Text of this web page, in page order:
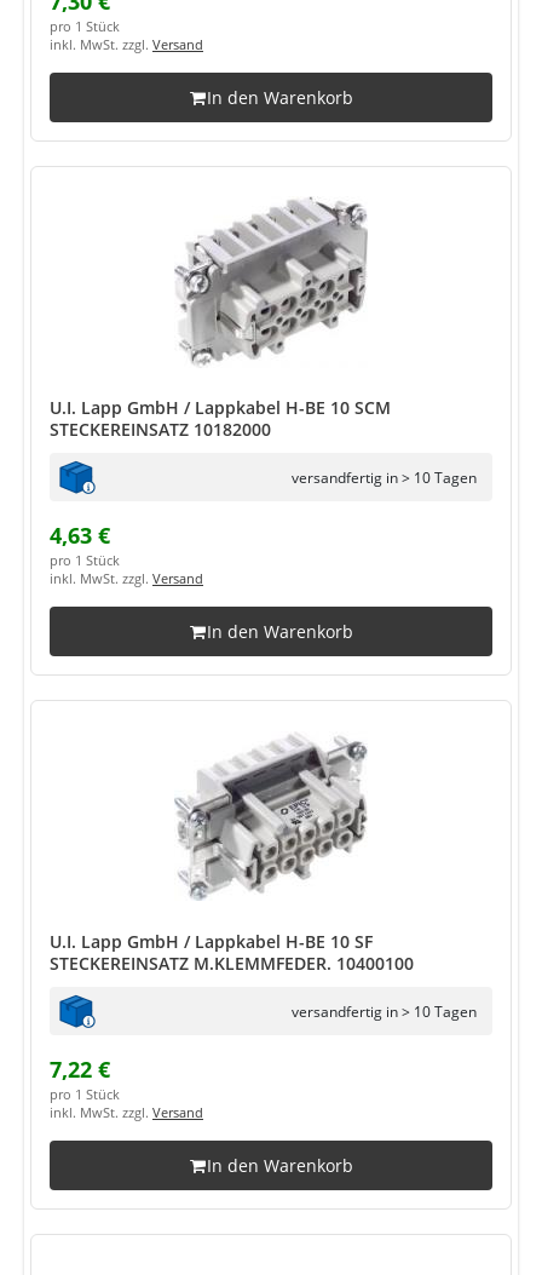
pro 1 Stück
inkl. MwSt. zzgl. Versand
In den Warenkorb
U.I. Lapp GmbH / Lappkabel H-BE 10 SCM
STECKEREINSATZ 10182000
versandfertig in > 10 Tagen
4,63 €
pro 1 Stück
inkl. MwSt. zzgl. Versand
In den Warenkorb
U.I. Lapp GmbH / Lappkabel H-BE 10 SF
STECKEREINSATZ M.KLEMMFEDER. 10400100
versandfertig in > 10 Tagen
7,22 €
pro 1 Stück
inkl. MwSt. zzgl. Versand
In den Warenkorb